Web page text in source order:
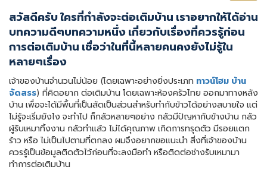
สวัสดีครับ ใครที่กำลังจะต่อเติมบ้าน เราอยากให้ได้อ่าน
บทความดีๆบทความหนึ่ง เกี่ยวกับเรื่องที่ควรรู้ก่อน
การต่อเติมบ้าน เชื่อว่าในที่นี้หลายคนคงยังไม่รู้ใน
หลายๆเรื่อง
เจ้าของบ้านจำนวนไม่น้อย (โดยเฉพาะอย่างยิ่งประเภท ทาวน์โฮม บ้าน
จัดสรร) ที่คิดอยาก ต่อเติมบ้าน โดยเฉพาะห้องครัวไทย ออกมาทางหลัง
บ้าน เพื่อจะได้มีพื้นที่เป็นสัดเป็นส่วนสำหรับทำกับข้าวได้อย่างสบายใจ แต่
ไม่รู้จะเริ่มยังไง จะทำไป ก็กลัวหลายๆอย่าง กลัวมีปัญหากับข้างบ้าน กลัว
ผู้รับเหมาทิ้งงาน กลัวทำแล้ว ไม่ได้คุณภาพ เกิดการทรุดตัว มีรอยแตก
ร้าว หรือ ไม่เป็นไปตามที่ตกลง ผมจึงอยากขอแนะนำ สิ่งที่เจ้าของบ้าน
ควรรู้เป็นข้อมูลติดตัวไว้ก่อนที่จะลงมือทำ หรือติดต่อช่างรับเหมามา
ทำการต่อเติมบ้าน